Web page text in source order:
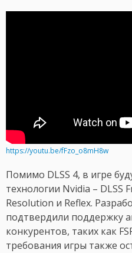
https://youtu.be/fFzo_o8mH8w
Помимо DLSS 4, в игре
технологии Nvidia – DLSS
Resolution и Reflex.
подтвердили поддержку
конкурентов, таких как
требования игры также